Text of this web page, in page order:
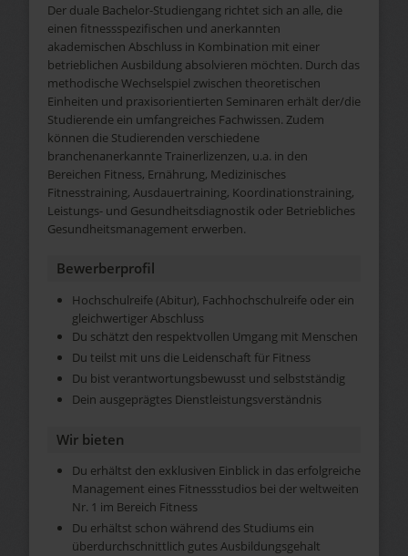
Der duale Bachelor-Studiengang richtet sich an alle, die
einen fitnessspezifischen und anerkannten
akademischen Abschluss in Kombination mit einer
betrieblichen Ausbildung absolvieren möchten. Durch das
methodische Wechselspiel zwischen theoretischen
Einheiten und praxisorientierten Seminaren erhält der/die
Studierende ein umfangreiches Fachwissen. Zudem
können die Studierenden verschiedene
branchenanerkannte Trainerlizenzen, u.a. in den
Bereichen Fitness, Ernährung, Medizinisches
Fitnesstraining, Ausdauertraining, Koordinationstraining,
Leistungs- und Gesundheitsdiagnostik oder Betriebliches
Gesundheitsmanagement erwerben.
Bewerberprofil
Hochschulreife (Abitur), Fachhochschulreife oder ein
gleichwertiger Abschluss
Du schätzt den respektvollen Umgang mit Menschen
Du teilst mit uns die Leidenschaft für Fitness
Du bist verantwortungsbewusst und selbstständig
Dein ausgeprägtes Dienstleistungsverständnis
Wir bieten
Du erhältst den exklusiven Einblick in das erfolgreiche
Management eines Fitnessstudios bei der weltweiten
Nr. 1 im Bereich Fitness
Du erhältst schon während des Studiums ein
überdurchschnittlich gutes Ausbildungsgehalt